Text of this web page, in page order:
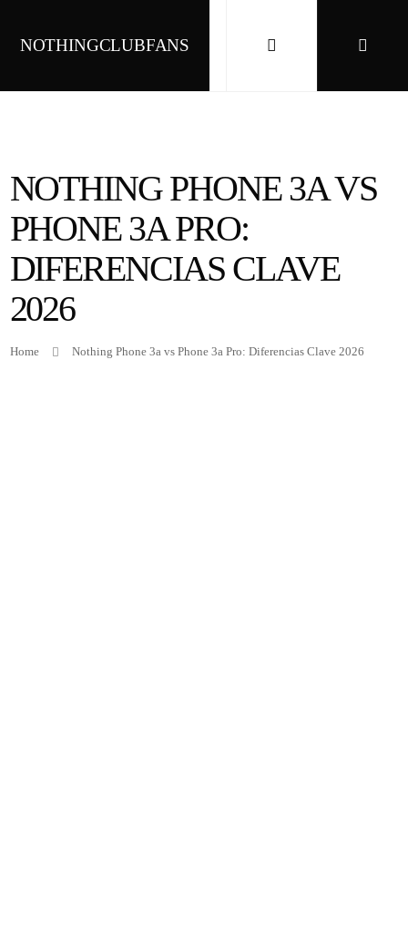
NOTHINGCLUBFANS
NOTHING PHONE 3A VS
PHONE 3A PRO:
DIFERENCIAS CLAVE
2026
Home Nothing Phone 3a vs Phone 3a Pro: Diferencias Clave 2026